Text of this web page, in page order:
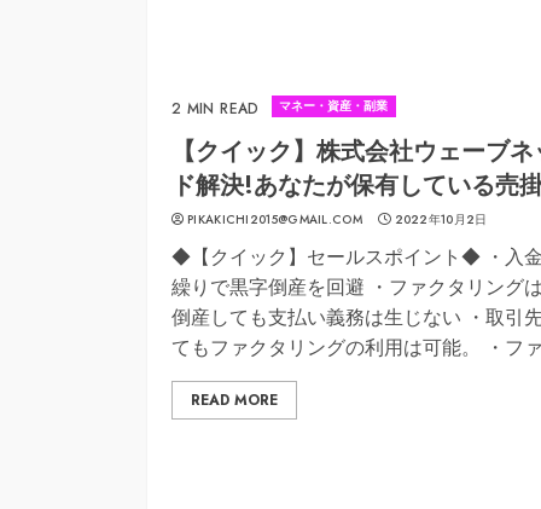
2 MIN READ マネー・資産・副業
【クイック】株式会社ウェーブ
ド解決!あなたが保有している売
PIKAKICHI2015@GMAIL.COM 2022年10月2日
◆【クイック】セールスポイント◆ ・入
繰りで黒字倒産を回避 ・ファクタリング
倒産しても支払い義務は生じない ・取引
てもファクタリングの利用は可能。 ・フ
READ MORE